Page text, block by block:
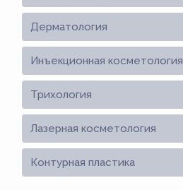
Дерматология
Инъекционная косметология
Трихология
Лазерная косметология
Контурная пластика